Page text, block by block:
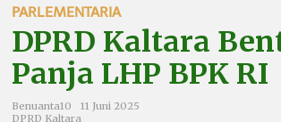
D
K
a
l
PARLEMENTARIA
DPRD Kaltara
Panja LHP BPK RI
Benuanta10
11 Juni 2025
DPRD Kaltara